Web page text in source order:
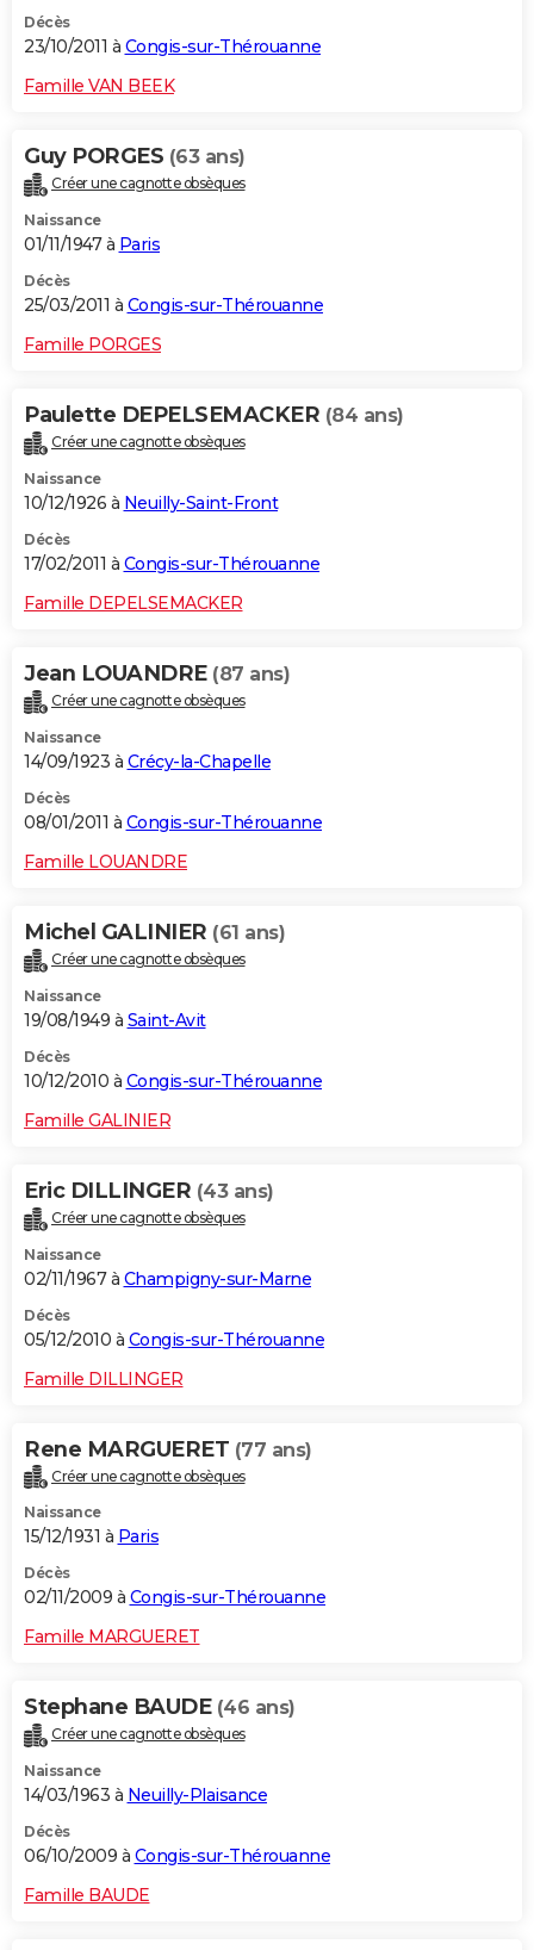
Décès
23/10/2011 à Congis-sur-Thérouanne
Famille VAN BEEK
Guy PORGES (63 ans)
Créer une cagnotte obsèques
Naissance
01/11/1947 à Paris
Décès
25/03/2011 à Congis-sur-Thérouanne
Famille PORGES
Paulette DEPELSEMACKER (84 ans)
Créer une cagnotte obsèques
Naissance
10/12/1926 à Neuilly-Saint-Front
Décès
17/02/2011 à Congis-sur-Thérouanne
Famille DEPELSEMACKER
Jean LOUANDRE (87 ans)
Créer une cagnotte obsèques
Naissance
14/09/1923 à Crécy-la-Chapelle
Décès
08/01/2011 à Congis-sur-Thérouanne
Famille LOUANDRE
Michel GALINIER (61 ans)
Créer une cagnotte obsèques
Naissance
19/08/1949 à Saint-Avit
Décès
10/12/2010 à Congis-sur-Thérouanne
Famille GALINIER
Eric DILLINGER (43 ans)
Créer une cagnotte obsèques
Naissance
02/11/1967 à Champigny-sur-Marne
Décès
05/12/2010 à Congis-sur-Thérouanne
Famille DILLINGER
Rene MARGUERET (77 ans)
Créer une cagnotte obsèques
Naissance
15/12/1931 à Paris
Décès
02/11/2009 à Congis-sur-Thérouanne
Famille MARGUERET
Stephane BAUDE (46 ans)
Créer une cagnotte obsèques
Naissance
14/03/1963 à Neuilly-Plaisance
Décès
06/10/2009 à Congis-sur-Thérouanne
Famille BAUDE